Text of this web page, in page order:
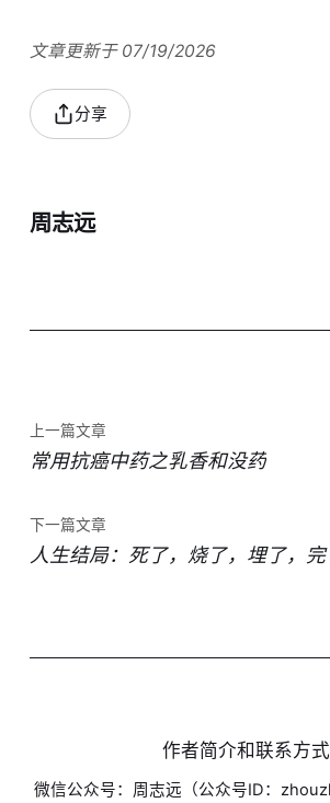
文章更新于 07/19/2026
分享
周志远
上一篇文章
常用抗癌中药之乳香和没药
下一篇文章
人生结局：死了，烧了，埋了，完
作者简介和联系方式
微信公众号：周志远（公众号ID：